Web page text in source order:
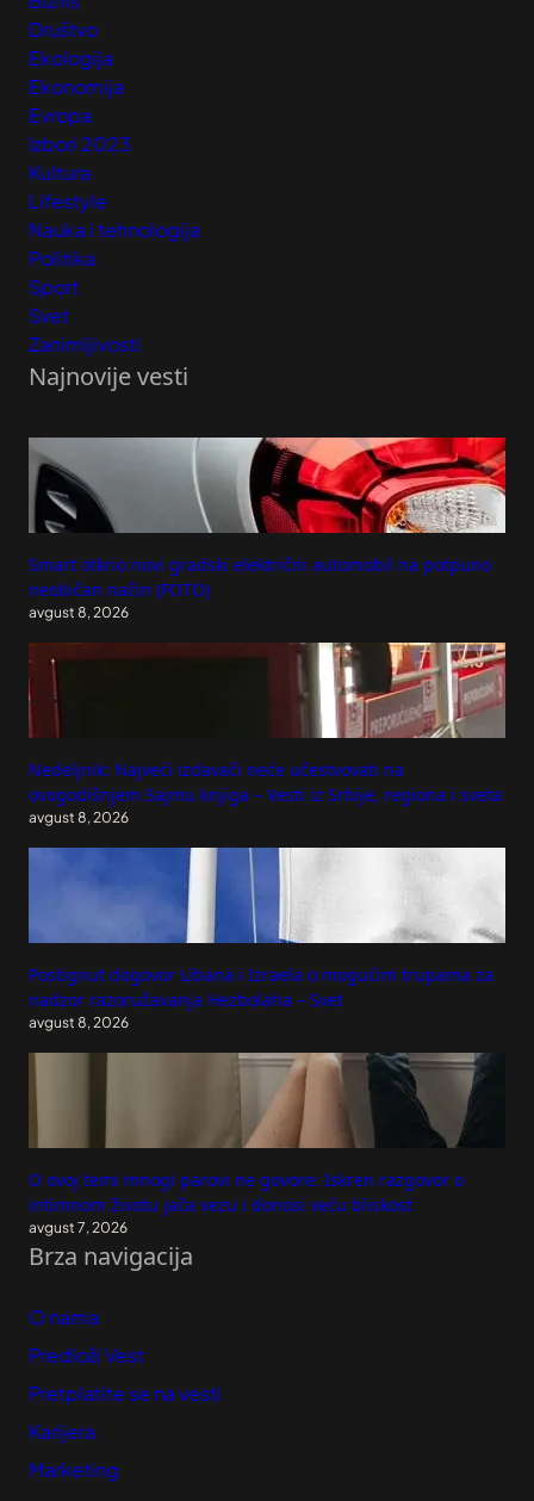
Društvo
Ekologija
Ekonomija
Evropa
Izbori 2023
Kultura
Lifestyle
Nauka i tehnologija
Politika
Sport
Svet
Zanimljivosti
Najnovije vesti
Smart otkrio novi gradski električni automobil na potpuno
neobičan način (FOTO)
avgust 8, 2026
Nedeljnik: Najveći izdavači neće učestvovati na
ovogodišnjem Sajmu knjiga – Vesti iz Srbije, regiona i sveta
avgust 8, 2026
Postignut dogovor Libana i Izraela o mogućim trupama za
nadzor razoružavanja Hezbolaha – Svet
avgust 8, 2026
O ovoj temi mnogi parovi ne govore: Iskren razgovor o
intimnom životu jača vezu i donosi veću bliskost
avgust 7, 2026
Brza navigacija
O nama
Predloži Vest
Pretplatite se na vesti
Karijera
Marketing